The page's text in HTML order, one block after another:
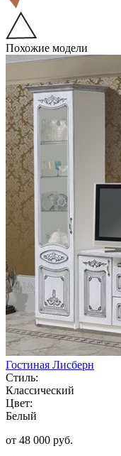
Похожие модели
Гостиная Лисберн
Стиль:
Классический
Цвет:
Белый
от 48 000 руб.